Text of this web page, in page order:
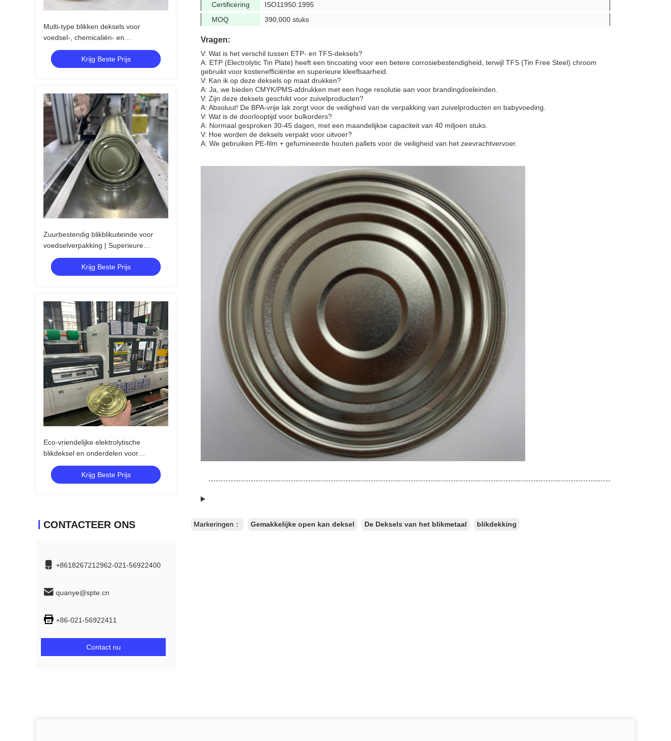
Multi-type blikken deksels voor
voedsel-, chemicaliën- en
spuitbussenverpakkingen
Krijg Beste Prijs
Zuurbestendig blikblikuiteinde voor
voedselverpakking | Superieure
afdichting
Krijg Beste Prijs
Eco-vriendelijke elektrolytische
blikdeksel en onderdelen voor
wereldwijde voedselblikverpakkingen
Krijg Beste Prijs
CONTACTEER ONS
+8618267212962-021-56922400
quanye@spte.cn
+86-021-56922411
Contact nu
Certificering
ISO11950:1995
MOQ
390,000 stuks
Vragen:
V: Wat is het verschil tussen ETP- en TFS-deksels?
A: ETP (Electrolytic Tin Plate) heeft een tincoating voor een betere corrosiebestendigheid, terwijl TFS (Tin Free Steel) chroom
gebruikt voor kostenefficiëntie en superieure kleefbaarheid.
V: Kan ik op deze deksels op maat drukken?
A: Ja, we bieden CMYK/PMS-afdrukken met een hoge resolutie aan voor brandingdoeleinden.
V: Zijn deze deksels geschikt voor zuivelproducten?
A: Absoluut! De BPA-vrije lak zorgt voor de veiligheid van de verpakking van zuivelproducten en babyvoeding.
V: Wat is de doorlooptijd voor bulkorders?
A: Normaal gesproken 30-45 dagen, met een maandelijkse capaciteit van 40 miljoen stuks.
V: Hoe worden de deksels verpakt voor uitvoer?
A: We gebruiken PE-film + gefumineerde houten pallets voor de veiligheid van het zeevrachtvervoer.
Markeringen： Gemakkelijke open kan deksel De Deksels van het blikmetaal blikdekking